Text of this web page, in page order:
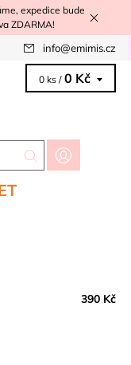
expedice bude
ZDARMA!
info@emimis.cz
0 ks / 0 Kč
390 Kč